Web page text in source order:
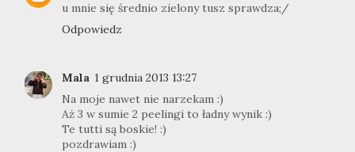
u mnie się średnio zielony tusz sprawdza;/
Odpowiedz
Mala 1 grudnia 2013 13:27
Na moje nawet nie narzekam :)
Aż 3 w sumie 2 peelingi to ładny wynik :)
Te tutti są boskie! :)
pozdrawiam :)